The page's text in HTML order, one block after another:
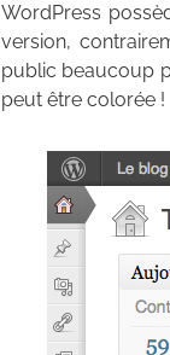
WordPress
version,
public beaucoup
peut être colorée !